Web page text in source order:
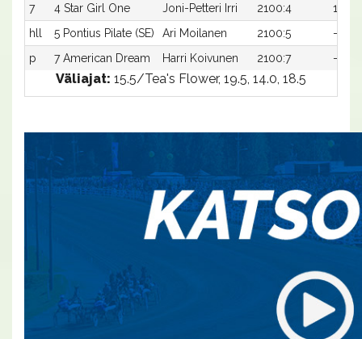
7
4 Star Girl One Joni-Petteri Irri 2100:4
19,6a
hll
5 Pontius Pilate (SE) Ari Moilanen 2100:5
-a
p
7 American Dream Harri Koivunen 2100:7 -a
Väliajat: 15.5/Tea's Flower, 19.5, 14.0, 18.5